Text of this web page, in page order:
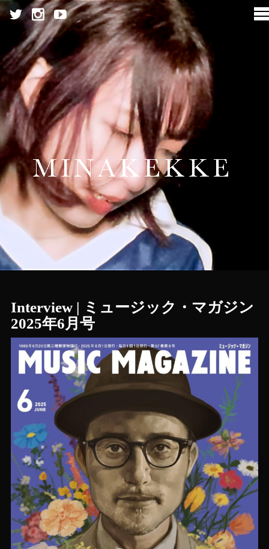
Interview | ミュージック・マガジン
2025年6月号